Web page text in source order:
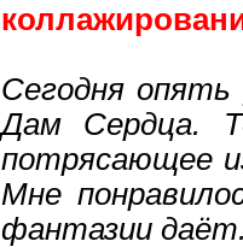
Сегодня
Дам Сердца.
потрясающее
Мне
фантазии